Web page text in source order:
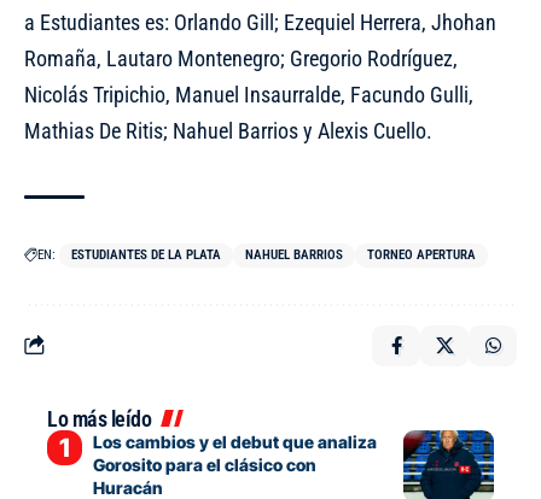
a Estudiantes es: Orlando Gill; Ezequiel Herrera, Jhohan
Romaña, Lautaro Montenegro; Gregorio Rodríguez,
Nicolás Tripichio, Manuel Insaurralde, Facundo Gulli,
Mathias De Ritis; Nahuel Barrios y Alexis Cuello.
EN: ESTUDIANTES DE LA PLATA NAHUEL BARRIOS TORNEO APERTURA
Lo más leído
Los cambios y el debut que analiza
Gorosito para el clásico con
Huracán